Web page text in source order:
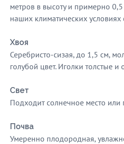
метров в высоту и примерно
наших климатических условиях
Хвоя
Серебристо-сизая, до 1,5 см,
голубой цвет. Иголки толстые и
Свет
Подходит солнечное место или
Почва
Умеренно плодородная,